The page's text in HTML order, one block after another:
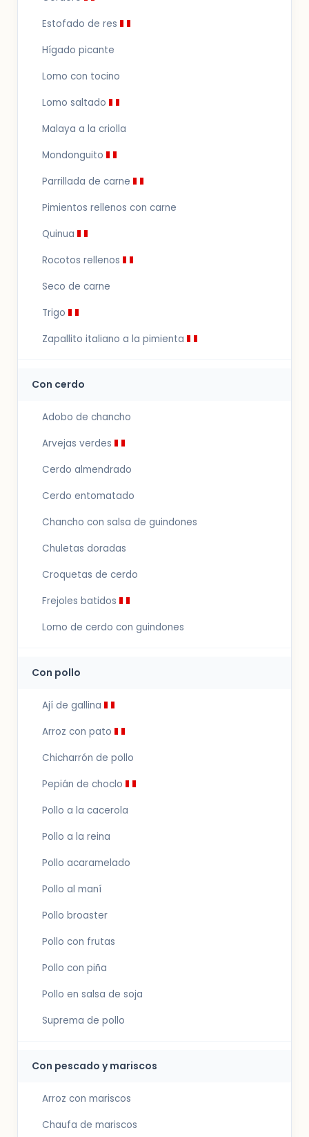
Estofado de res
Hígado picante
Lomo con tocino
Lomo saltado
Malaya a la criolla
Mondonguito
Parrillada de carne
Pimientos rellenos con carne
Quinua
Rocotos rellenos
Seco de carne
Trigo
Zapallito italiano a la pimienta
Con cerdo
Adobo de chancho
Arvejas verdes
Cerdo almendrado
Cerdo entomatado
Chancho con salsa de guindones
Chuletas doradas
Croquetas de cerdo
Frejoles batidos
Lomo de cerdo con guindones
Con pollo
Ají de gallina
Arroz con pato
Chicharrón de pollo
Pepián de choclo
Pollo a la cacerola
Pollo a la reina
Pollo acaramelado
Pollo al maní
Pollo broaster
Pollo con frutas
Pollo con piña
Pollo en salsa de soja
Suprema de pollo
Con pescado y mariscos
Arroz con mariscos
Chaufa de mariscos